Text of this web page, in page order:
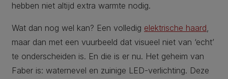
hebben niet altijd extra warmte nodig.
Wat dan nog wel kan? Een volledig elektrische haard,
maar dan met een vuurbeeld dat visueel niet van ‘echt’
te onderscheiden is. En die is er nu. Het geheim van
Faber is: waternevel en zuinige LED-verlichting. Deze